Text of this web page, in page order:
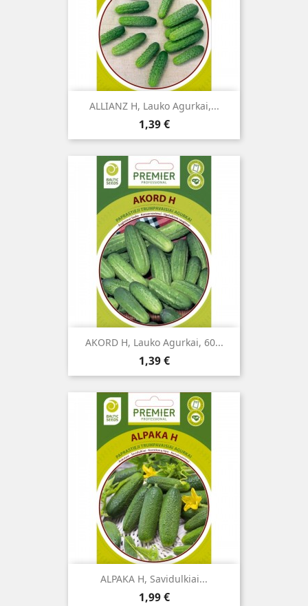
ALLIANZ H, Lauko Agurkai,...
Kaina
1,39 €
AKORD H, Lauko Agurkai, 60...
Kaina
1,39 €
ALPAKA H, Savidulkiai...
Kaina
1,99 €